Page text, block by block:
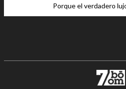
Porque el verdadero